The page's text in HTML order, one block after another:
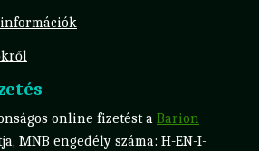
online fizetést a Barion
MNB engedély száma: H-EN-I-